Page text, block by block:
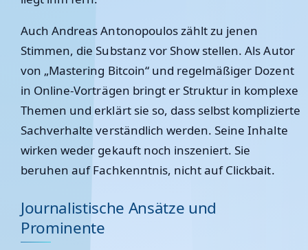
Auch Andreas Antonopoulos zählt zu jenen
Stimmen, die Substanz vor Show stellen. Als Autor
von „Mastering Bitcoin“ und regelmäßiger Dozent
in Online-Vorträgen bringt er Struktur in komplexe
Themen und erklärt sie so, dass selbst komplizierte
Sachverhalte verständlich werden. Seine Inhalte
wirken weder gekauft noch inszeniert. Sie
beruhen auf Fachkenntnis, nicht auf Clickbait.
Journalistische Ansätze und
Prominente